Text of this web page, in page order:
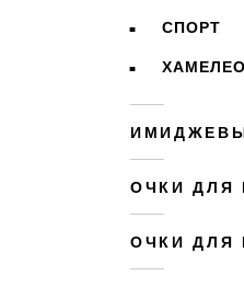
СПОРТ
ОЧКИ ДЛЯ
ОЧКИ ДЛЯ